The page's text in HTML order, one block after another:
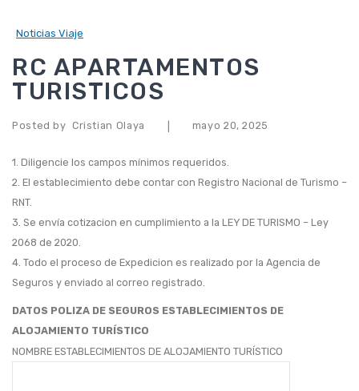
ARL AXA COLPATRIA
ARL COLMENA SEGUROS
TRASLADO ARL
ARL SEGUROS BOLIVAR
ARL POSITIVA
ARL COLMENA SEGUROS
INTERMEDIACIÓN ARL
SERVICIO INTERMEDIACION ARL
SALUD
SEGUROS BOLIVAR
Noticias Viaje
RC APARTAMENTOS
TURISTICOS
Posted by Cristian Olaya mayo 20, 2025
1. Diligencie los campos mínimos requeridos.
2. El establecimiento debe contar con Registro Nacional de Turismo –
RNT.
3. Se envía cotizacion en cumplimiento a la LEY DE TURISMO – Ley
2068 de 2020.
4. Todo el proceso de Expedicion es realizado por la Agencia de
Seguros y enviado al correo registrado.
DATOS POLIZA DE SEGUROS ESTABLECIMIENTOS DE
ALOJAMIENTO TURÍSTICO
NOMBRE ESTABLECIMIENTOS DE ALOJAMIENTO TURÍSTICO